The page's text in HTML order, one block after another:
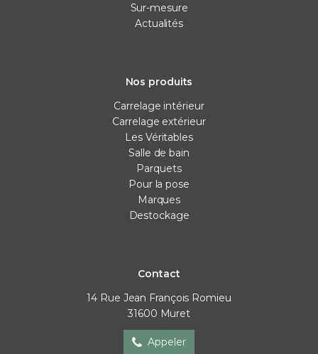
Sur-mesure
Actualités
Nos produits
Carrelage intérieur
Carrelage extérieur
Les Véritables
Salle de bain
Parquets
Pour la pose
Marques
Destockage
Contact
14 Rue Jean François Romieu
31600 Muret
Appeler